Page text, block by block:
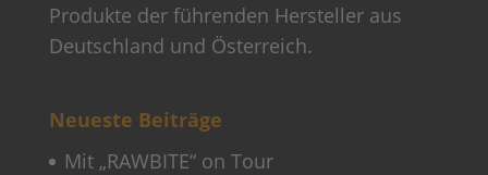
Produkte der führenden Hersteller aus
Deutschland und Österreich.
Neueste Beiträge
Mit „RAWBITE“ on Tour